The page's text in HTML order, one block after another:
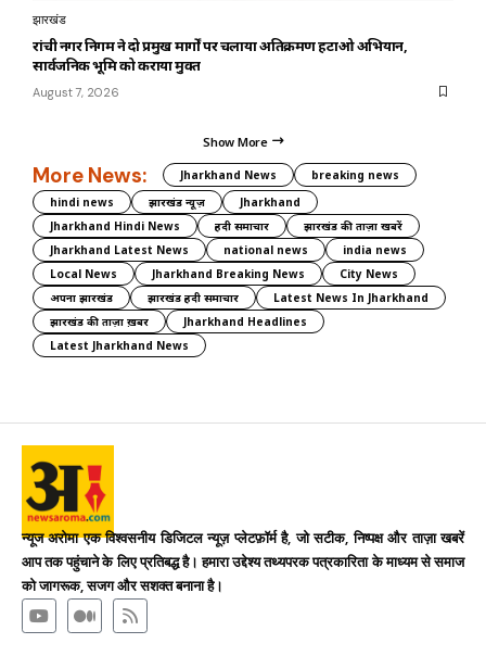
झारखंड
रांची नगर निगम ने दो प्रमुख मार्गों पर चलाया अतिक्रमण हटाओ अभियान,
सार्वजनिक भूमि को कराया मुक्त
August 7, 2026
Show More
More News: Jharkhand News
breaking news
hindi news
झारखंड न्यूज़
Jharkhand
Jharkhand Hindi News
हिंदी समाचार
झारखंड की ताज़ा खबरें
Jharkhand Latest News
national news
india news
Local News
Jharkhand Breaking News
City News
अपना झारखंड
झारखंड हिंदी समाचार
Latest News In Jharkhand
झारखंड की ताज़ा ख़बर
Jharkhand Headlines
Latest Jharkhand News
न्यूज अरोमा एक विश्वसनीय डिजिटल न्यूज़ प्लेटफ़ॉर्म है, जो सटीक, निष्पक्ष और ताज़ा खबरें
आप तक पहुंचाने के लिए प्रतिबद्ध है। हमारा उद्देश्य तथ्यपरक पत्रकारिता के माध्यम से समाज
को जागरूक, सजग और सशक्त बनाना है।